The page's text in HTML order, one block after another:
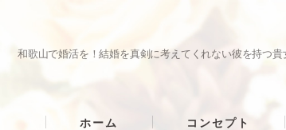
和歌山で婚活を！結婚を真剣に考えてくれない彼を持つ貴
ホーム コンセプト